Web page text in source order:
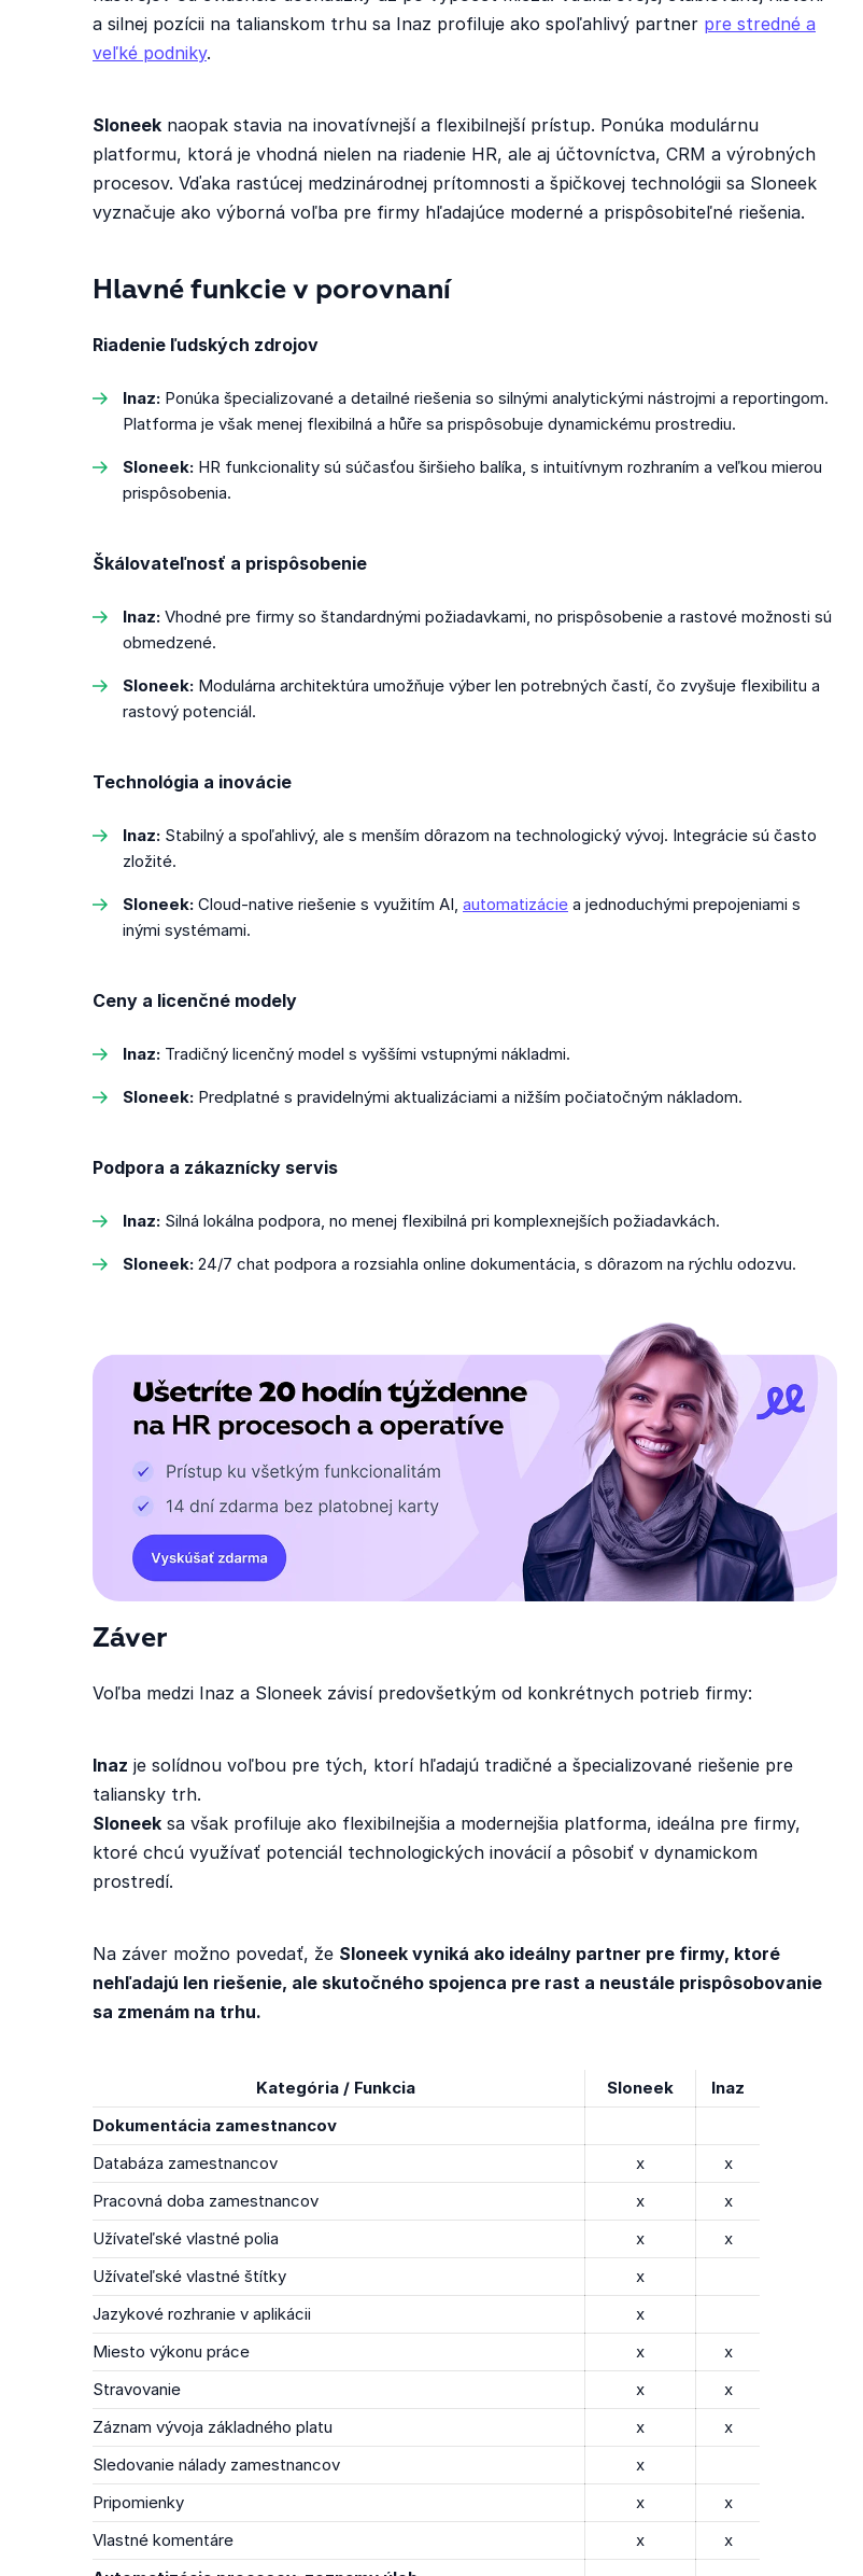
a silnej pozícii na talianskom trhu sa Inaz profiluje ako spoľahlivý partner pre stredné a
veľké podniky.
Sloneek naopak stavia na inovatívnejší a flexibilnejší prístup. Ponúka modulárnu
platformu, ktorá je vhodná nielen na riadenie HR, ale aj účtovníctva, CRM a výrobných
procesov. Vďaka rastúcej medzinárodnej prítomnosti a špičkovej technológii sa Sloneek
vyznačuje ako výborná voľba pre firmy hľadajúce moderné a prispôsobiteľné riešenia.
Hlavné funkcie v porovnaní
Riadenie ľudských zdrojov
Inaz: Ponúka špecializované a detailné riešenia so silnými analytickými nástrojmi a reportingom.
Platforma je však menej flexibilná a hůře sa prispôsobuje dynamickému prostrediu.
Sloneek: HR funkcionality sú súčasťou širšieho balíka, s intuitívnym rozhraním a veľkou mierou
prispôsobenia.
Škálovateľnosť a prispôsobenie
Inaz: Vhodné pre firmy so štandardnými požiadavkami, no prispôsobenie a rastové možnosti sú
obmedzené.
Sloneek: Modulárna architektúra umožňuje výber len potrebných častí, čo zvyšuje flexibilitu a
rastový potenciál.
Technológia a inovácie
Inaz: Stabilný a spoľahlivý, ale s menším dôrazom na technologický vývoj. Integrácie sú často
zložité.
Sloneek: Cloud-native riešenie s využitím AI, automatizácie a jednoduchými prepojeniami s
inými systémami.
Ceny a licenčné modely
Inaz: Tradičný licenčný model s vyššími vstupnými nákladmi.
Sloneek: Predplatné s pravidelnými aktualizáciami a nižším počiatočným nákladom.
Podpora a zákaznícky servis
Inaz: Silná lokálna podpora, no menej flexibilná pri komplexnejších požiadavkách.
Sloneek: 24/7 chat podpora a rozsiahla online dokumentácia, s dôrazom na rýchlu odozvu.
Záver
Voľba medzi Inaz a Sloneek závisí predovšetkým od konkrétnych potrieb firmy:
Inaz je solídnou voľbou pre tých, ktorí hľadajú tradičné a špecializované riešenie pre
taliansky trh.
Sloneek sa však profiluje ako flexibilnejšia a modernejšia platforma, ideálna pre firmy,
ktoré chcú využívať potenciál technologických inovácií a pôsobiť v dynamickom
prostredí.
Na záver možno povedať, že Sloneek vyniká ako ideálny partner pre firmy, ktoré
nehľadajú len riešenie, ale skutočného spojenca pre rast a neustále prispôsobovanie
sa zmenám na trhu.
Kategória / Funkcia Sloneek
Inaz
Dokumentácia zamestnancov
Databáza zamestnancov
x
x
Pracovná doba zamestnancov
x
x
Užívateľské vlastné polia
x
x
Užívateľské vlastné štítky
x
Jazykové rozhranie v aplikácii
x
Miesto výkonu práce
x
x
Stravovanie
x
x
Záznam vývoja základného platu
x
x
Sledovanie nálady zamestnancov
x
Pripomienky
x
x
Vlastné komentáre
x
x